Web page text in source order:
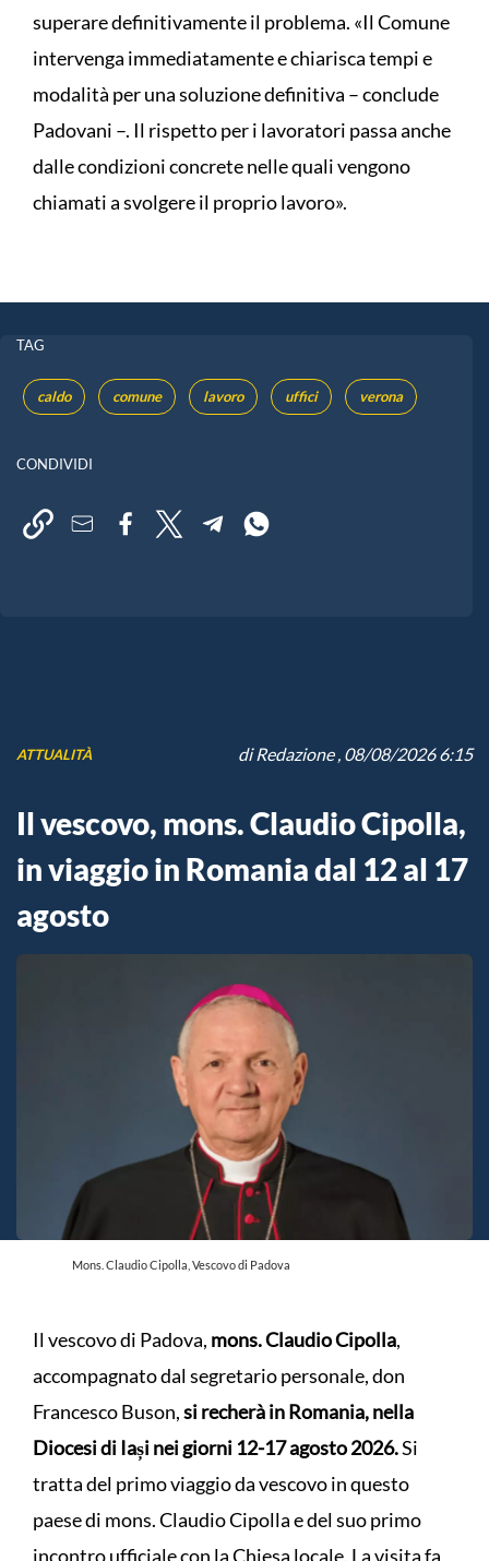
superare definitivamente il problema. «Il Comune
intervenga immediatamente e chiarisca tempi e
modalità per una soluzione definitiva – conclude
Padovani –. Il rispetto per i lavoratori passa anche
dalle condizioni concrete nelle quali vengono
chiamati a svolgere il proprio lavoro».
TAG
caldo comune lavoro uffici verona
CONDIVIDI
ATTUALITÀ diRedazione, 08/08/2026 6:15
Il vescovo, mons. Claudio Cipolla,
in viaggio in Romania dal 12 al 17
agosto
Mons. Claudio Cipolla, Vescovo di Padova
Il vescovo di Padova, mons. Claudio Cipolla,
accompagnato dal segretario personale, don
Francesco Buson,si recherà in Romania, nella
Diocesi di Iași nei giorni 12-17 agosto 2026.Si
tratta del primo viaggio da vescovo in questo
paese di mons. Claudio Cipolla e del suo primo
incontro ufficiale con la Chiesa locale. La visita fa